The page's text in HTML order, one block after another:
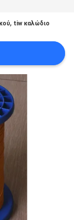
, tiw καλώδιο